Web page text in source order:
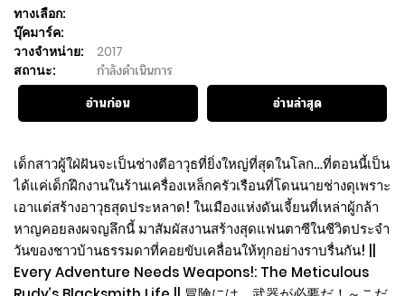
ทางเลือก:
บุ๊คมาร์ค:
วางจำหน่าย:
2017
สถานะ:
กำลังดำเนินการ
อ่านก่อน
อ่านล่าสุด
เด็กสาวผู้ใฝ่ฝันจะเป็นช่างตีอาวุธที่ยิ่งใหญ่ที่สุดในโลก…ที่ตอนนี้เป็น
ได้แค่เด็กฝึกงานในร้านเครื่องเหล็กครัวเรือนที่โดนนายช่างดุเพราะ
เอาแต่สร้างอาวุธสุดประหลาด! ในเมืองแห่งดันเจี้ยนที่เหล่าผู้กล้า
หาญคอยลงผจญลึกนี้ มาสัมผัสงานสร้างสุดแฟนตาซีในชีวิตประจำ
วันของชาวบ้านธรรมดาที่คอยขับเคลื่อนให้ทุกอย่างราบรื่นกัน! ||
Every Adventure Needs Weapons!: The Meticulous